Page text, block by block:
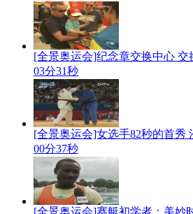
[全景奥运会]纪念章交换中心 交
03分31秒
[全景奥运会]女选手82秒的首秀
00分37秒
[全景奥运会]赛艇初学者：美妙